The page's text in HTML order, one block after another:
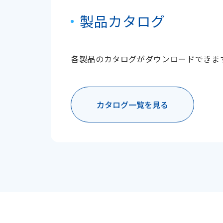
製品カタログ
各製品のカタログがダウンロードできま
カタログ一覧を見る